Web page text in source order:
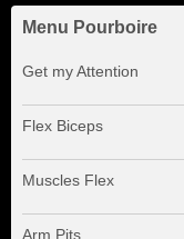
Menu Pourboire
Get my Attention
Flex Biceps
Muscles Flex
Arm Pits